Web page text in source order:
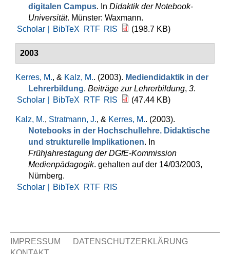
digitalen Campus. In Didaktik der Notebook-
Universität. Münster: Waxmann.
Scholar |
BibTeX RTF RIS (198.7 KB)
2003
Kerres, M., & Kalz, M.. (2003). Mediendidaktik in der
Lehrerbildung. Beiträge zur Lehrerbildung, 3.
Scholar |
BibTeX RTF RIS (47.44 KB)
Kalz, M., Stratmann, J., & Kerres, M.. (2003).
Notebooks in der Hochschullehre. Didaktische
und strukturelle Implikationen. In
Frühjahrestagung der DGfE-Kommission
Medienpädagogik. gehalten auf der 14/03/2003,
Nürnberg.
Scholar |
BibTeX RTF RIS
IMPRESSUM
DATENSCHUTZERKLÄRUNG